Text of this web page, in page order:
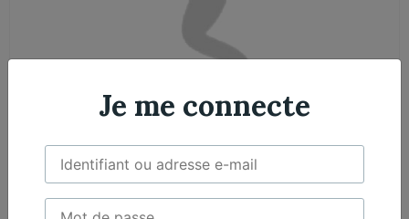
Abonnement Gratuit
Musicien Amateur
Je me connecte